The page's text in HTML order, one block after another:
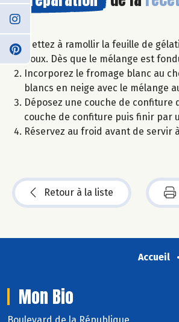
Mettez à ramollir la feuille de
doux. Dès que le mélange est
Incorporez le fromage blanc au
blancs en neige avec le mélange
Déposez une couche de
couche de confiture puis finir par
Réservez au froid avant de servir
Retour à la liste
Accueil
Mon Bio
Boulevard de la République